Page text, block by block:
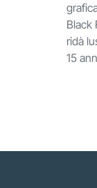
Black
ridà
15